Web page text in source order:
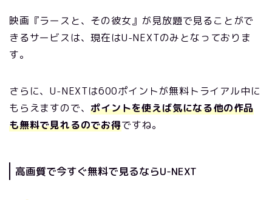
映画『ラースと、その彼女』が見放題で見ることがで
きるサービスは、現在はU-NEXTのみとなっておりま
す。
さらに、U-NEXTは600ポイントが無料トライアル中に
もらえますので、ポイントを使えば気になる他の作品
も無料で見れるのでお得ですね。
高画質で今すぐ無料で見るならU-NEXT